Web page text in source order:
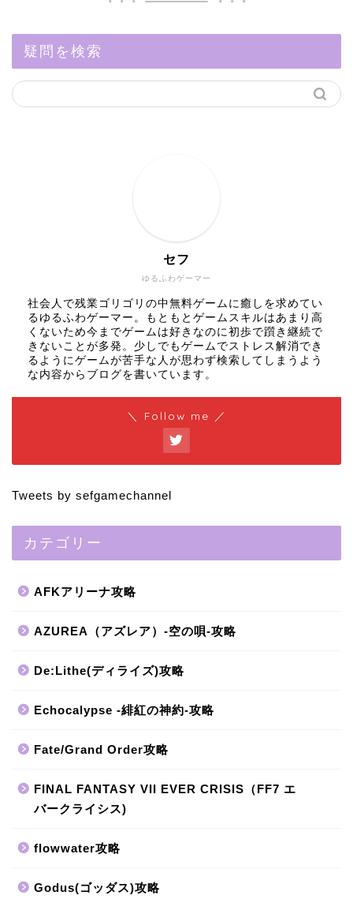
疑問を検索
ゆるふわゲーマー
セフ
社会人で残業ゴリゴリの中無料ゲームに癒しを求めてい
るゆるふわゲーマー。もともとゲームスキルはあまり高
くないため今までゲームは好きなのに初歩で躓き継続で
きないことが多発。少しでもゲームでストレス解消でき
るようにゲームが苦手な人が思わず検索してしまうよう
な内容からブログを書いています。
＼ Follow me ／
Tweets by sefgamechannel
カテゴリー
AFKアリーナ攻略
AZUREA（アズレア）-空の唄-攻略
De:Lithe(ディライズ)攻略
Echocalypse -緋紅の神約-攻略
Fate/Grand Order攻略
FINAL FANTASY VII EVER CRISIS（FF7 エ
バークライシス)
flowwater攻略
Godus(ゴッダス)攻略